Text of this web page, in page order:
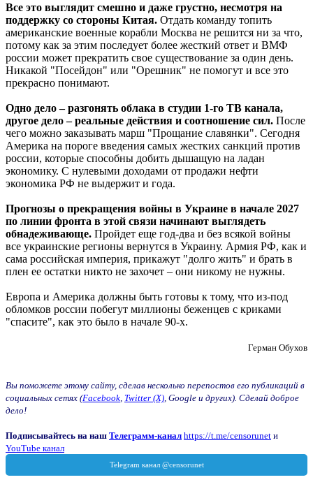
Все это выглядит смешно и даже грустно, несмотря на
поддержку со стороны Китая. Отдать команду топить
американские военные корабли Москва не решится ни за что,
потому как за этим последует более жесткий ответ и ВМФ
россии может прекратить свое существование за один день.
Никакой "Посейдон" или "Орешник" не помогут и все это
прекрасно понимают.
Одно дело – разгонять облака в студии 1-го ТВ канала,
другое дело – реальные действия и соотношение сил. После
чего можно заказывать марш "Прощание славянки". Сегодня
Америка на пороге введения самых жестких санкций против
россии, которые способны добить дышащую на ладан
экономику. С нулевыми доходами от продажи нефти
экономика РФ не выдержит и года.
Прогнозы о прекращения войны в Украине в начале 2027
по линии фронта в этой связи начинают выглядеть
обнадеживающе. Пройдет еще год-два и без всякой войны
все украинские регионы вернутся в Украину. Армия РФ, как и
сама российская империя, прикажут "долго жить" и брать в
плен ее остатки никто не захочет – они никому не нужны.
Европа и Америка должны быть готовы к тому, что из-под
обломков россии побегут миллионы беженцев с криками
"спасите", как это было в начале 90-х.
Герман Обухов
Вы поможете этому сайту, сделав несколько перепостов его публикаций в
социальных сетях (Facebook Twitter (X) , Google и других). Сделай доброе
дело!
Подписывайтесь на наш Телеграмм-канал https://t.me/censorunet и
YouTube канал